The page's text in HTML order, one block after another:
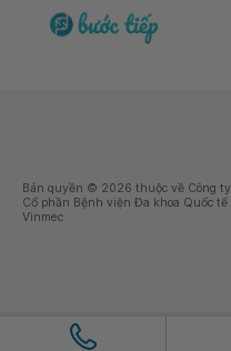
Bản quyền © 2026 thuộc về Công ty
Cổ phần Bệnh viện Đa khoa Quốc tế
Vinmec